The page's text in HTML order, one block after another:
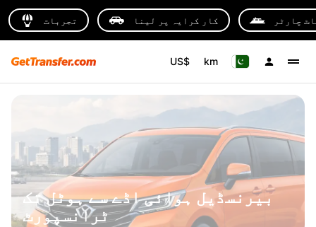
تجربات کار کرایہ پر لینا چارٹر
US$ km
بیرنسڈیل ہوائی اڈے سے ہوٹل تک
ٹرانسپورٹ